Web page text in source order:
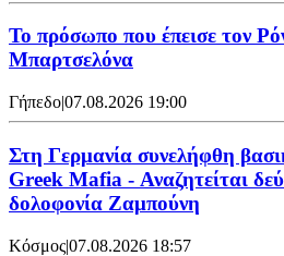
Το πρόσωπο που έπεισε τον
Μπαρτσελόνα
Γήπεδο|07.08.2026 19:00
Στη Γερμανία συνελήφθη
Greek Mafia - Αναζητείται
δολοφονία Ζαμπούνη
Κόσμος|07.08.2026 18:57